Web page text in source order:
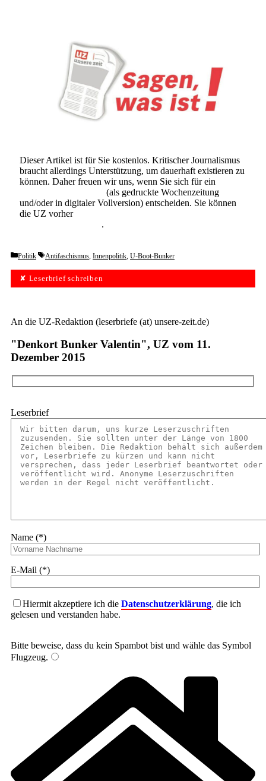
Dieser Artikel ist für Sie kostenlos. Kritischer Journalismus
braucht allerdings Unterstützung, um dauerhaft existieren zu
können. Daher freuen wir uns, wenn Sie sich für ein
(als gedruckte Wochenzeitung
und/oder in digitaler Vollversion) entscheiden. Sie können
die UZ vorher
.
Categories
Politik Tags
Antifaschismus, Innenpolitik, U-Boot-Bunker
✘ Leserbrief schreiben
An die UZ-Redaktion (leserbriefe (at) unsere-zeit.de)
"Denkort Bunker Valentin", UZ vom 11.
Dezember 2015
Leserbrief
Name (*)
E-Mail (*)
Hiermit akzeptiere ich die Datenschutzerklärung, die ich
gelesen und verstanden habe.
Bitte beweise, dass du kein Spambot bist und wähle das Symbol
Flugzeug.